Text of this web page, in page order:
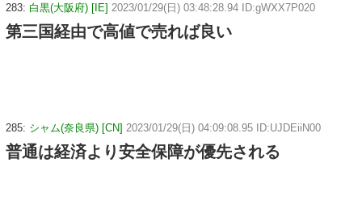
283: 白黒(大阪府) [IE] 2023/01/29(日) 03:48:28.94 ID:gWXX7P020
第三国経由で高値で売れば良い
285: シャム(奈良県) [CN] 2023/01/29(日) 04:09:08.95 ID:UJDEiiN00
普通は経済より安全保障が優先される